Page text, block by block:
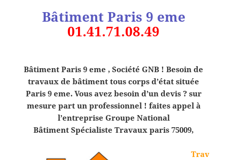
Bâtiment Paris 9 eme
01.41.71.08.49
Bâtiment Paris 9 eme , Société GNB ! Besoin de
travaux de bâtiment tous corps d’état située
Paris 9 eme. Vous avez besoin d’un devis ? sur
mesure part un professionnel ! faites appel à
l’entreprise Groupe National
Bâtiment Spécialiste Travaux paris 75009,
Trav